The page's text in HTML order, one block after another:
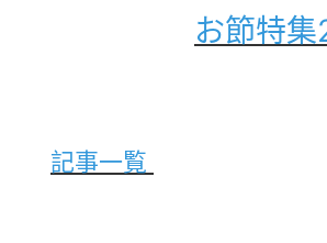
お節特
記事一覧